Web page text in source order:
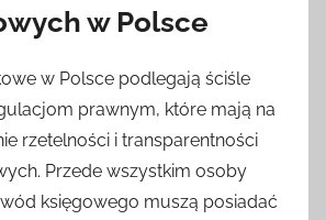
w Polsce
w Polsce podlegają ściśle
prawnym, które mają na
rzetelności i transparentności
Przede wszystkim osoby
księgowego muszą posiadać